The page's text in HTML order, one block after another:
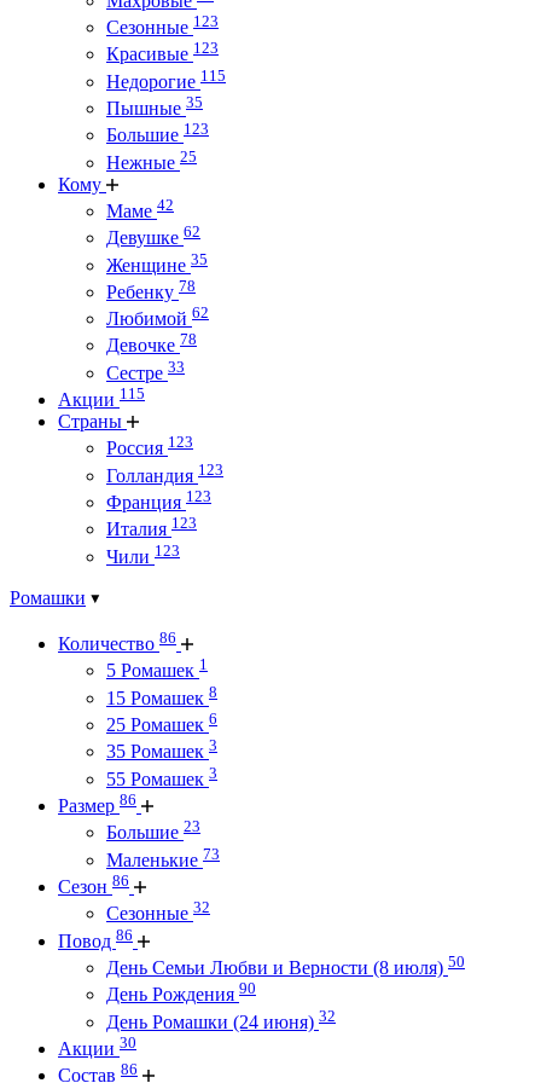
Сезонные 123
Красивые 123
Недорогие 115
Пышные 35
Большие 123
Нежные 25
Кому
Маме 42
Девушке 62
Женщине 35
Ребенку 78
Любимой 62
Девочке 78
Сестре 33
Акции 115
Страны
Россия 123
Голландия 123
Франция 123
Италия 123
Чили 123
Ромашки
Количество 86
5 Ромашек 1
15 Ромашек 8
25 Ромашек 6
35 Ромашек 3
55 Ромашек 3
Размер 86
Большие 23
Маленькие 73
Сезон 86
Сезонные 32
Повод 86
День Семьи Любви и Верности (8 июля) 50
День Рождения 90
День Ромашки (24 июня) 32
Акции 30
Состав 86